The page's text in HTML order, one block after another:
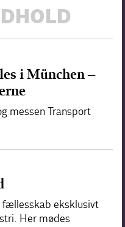
i München –
messen Transport
fællesskab eksklusivt
Her mødes